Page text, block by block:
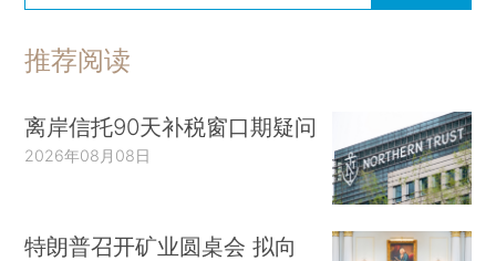
推荐阅读
离岸信托90天补税窗口期疑问
2026年08月08日
特朗普召开矿业圆桌会 拟向